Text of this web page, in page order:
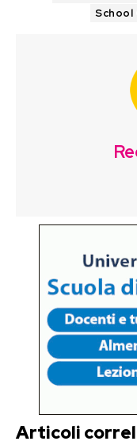
School
Articoli